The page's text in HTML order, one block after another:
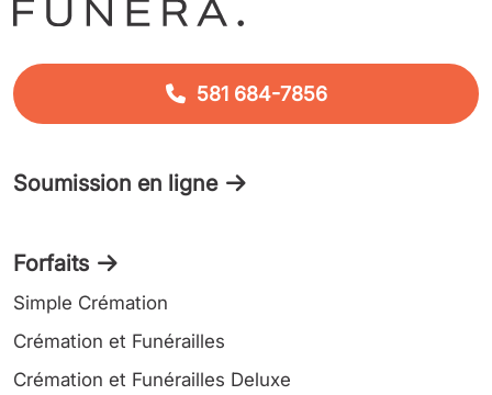
581 684-7856
Forfaits
Simple Crémation
Crémation et Funérailles
Crémation et Funérailles Deluxe
Soumission en ligne